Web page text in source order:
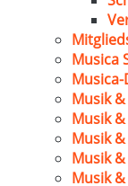
Musica
Musik
Musik
Musik
Musik
Musik